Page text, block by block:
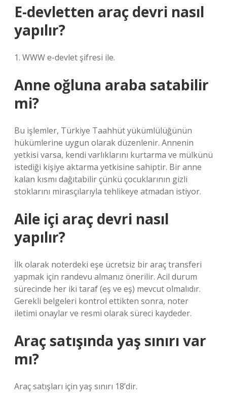
E-devletten araç devri nasıl
yapılır?
1. WWW e-devlet şifresi ile.
Anne oğluna araba satabilir
mi?
Bu işlemler, Türkiye Taahhüt yükümlülüğünün
hükümlerine uygun olarak düzenlenir. Annenin
yetkisi varsa, kendi varlıklarını kurtarma ve mülkünü
istediği kişiye aktarma yetkisine sahiptir. Bir anne
kalan kısmı dağıtabilir çünkü çocuklarının gizli
stoklarını mirasçılarıyla tehlikeye atmadan istiyor.
Aile içi araç devri nasıl
yapılır?
İlk olarak noterdeki eşe ücretsiz bir araç transferi
yapmak için randevu almanız önerilir. Acil durum
sürecinde her iki taraf (eş ve eş) mevcut olmalıdır.
Gerekli belgeleri kontrol ettikten sonra, noter
iletimi onaylar ve resmi olarak süreci kaydeder.
Araç satışında yaş sınırı var
mı?
Araç satışları için yaş sınırı 18’dir.